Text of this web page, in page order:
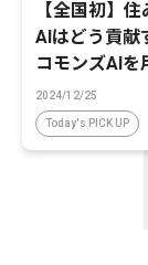
【全国初】
AIはどう貢献
コモンズAIを
2024/12/25
Today's PICK UP